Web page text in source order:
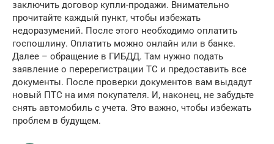
заключить договор купли-продажи. Внимательно
прочитайте каждый пункт, чтобы избежать
недоразумений. После этого необходимо оплатить
госпошлину. Оплатить можно онлайн или в банке.
Далее – обращение в ГИБДД. Там нужно подать
заявление о перерегистрации ТС и предоставить все
документы. После проверки документов вам выдадут
новый ПТС на имя покупателя. И, наконец, не забудьте
снять автомобиль с учета. Это важно, чтобы избежать
проблем в будущем.